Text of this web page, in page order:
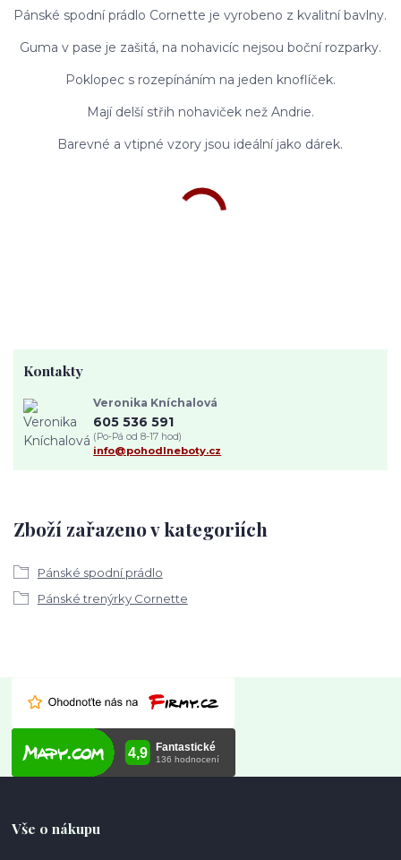
Pánské spodní prádlo Cornette je vyrobeno z kvalitní bavlny.
Guma v pase je zašitá, na nohavicíc nejsou boční rozparky.
Poklopec s rozepínáním na jeden knoflíček.
Mají delší střih nohaviček než Andrie.
Barevné a vtipné vzory jsou ideální jako dárek.
Zboží zařazeno v kategoriích
Pánské spodní prádlo
Pánské trenýrky Cornette
Kontakty
Veronika Kníchalová
605 536 591
(Po-Pá od 8-17 hod)
info@pohodlneboty.cz
Vše o nákupu